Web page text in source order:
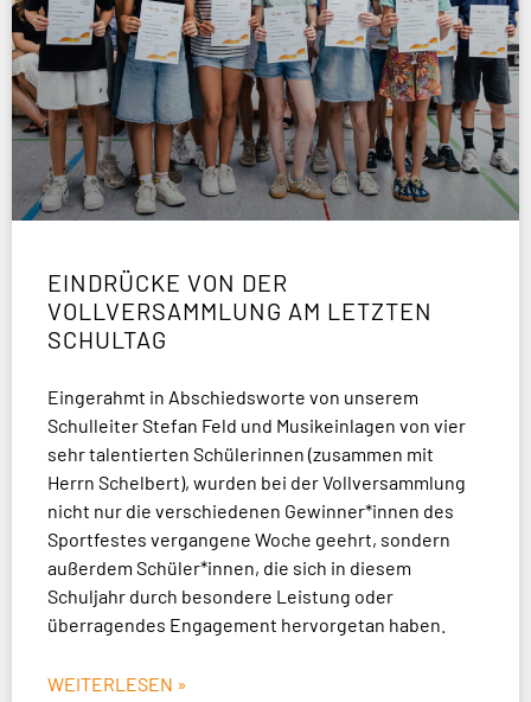
EINDRÜCKE VON DER
VOLLVERSAMMLUNG AM LETZTEN
SCHULTAG
Eingerahmt in Abschiedsworte von unserem
Schulleiter Stefan Feld und Musikeinlagen von vier
sehr talentierten Schülerinnen (zusammen mit
Herrn Schelbert), wurden bei der Vollversammlung
nicht nur die verschiedenen Gewinner*innen des
Sportfestes vergangene Woche geehrt, sondern
außerdem Schüler*innen, die sich in diesem
Schuljahr durch besondere Leistung oder
überragendes Engagement hervorgetan haben.
WEITERLESEN »